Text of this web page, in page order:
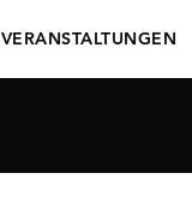
VERANSTALTUNGEN